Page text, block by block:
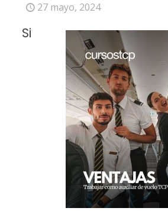
27 mayo, 2024
Si